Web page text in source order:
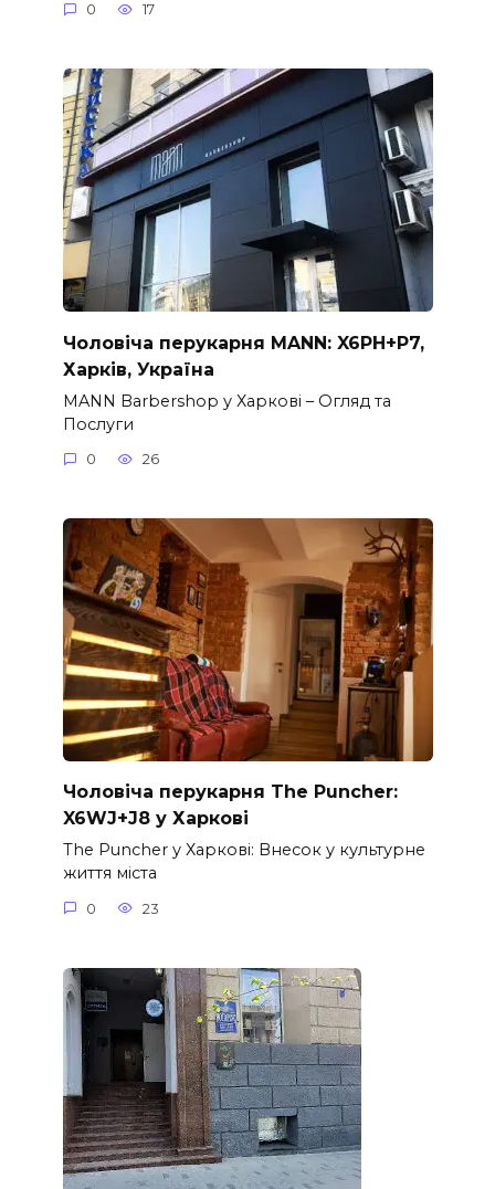
0 17
Чоловіча перукарня MANN: X6PH+P7,
Харків, Україна
MANN Barbershop у Харкові – Огляд та
Послуги
0 26
Чоловіча перукарня The Puncher:
X6WJ+J8 у Харкові
The Puncher у Харкові: Внесок у культурне
життя міста
0 23